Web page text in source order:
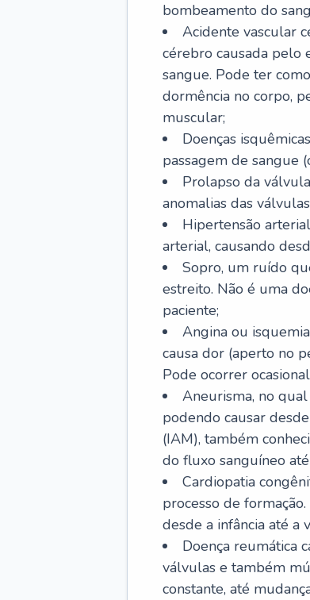
bombeamento do
Acidente vascular
cérebro causada pelo
sangue. Pode ter
dormência no corpo,
muscular;
Doenças
passagem de sangue
Prolapso da
anomalias das
Hipertensão
arterial, causando
Sopro, um ruído
estreito. Não é uma
paciente;
Angina ou
causa dor (aperto no
Pode ocorrer
Aneurisma, no
podendo causar
(IAM), também
do fluxo sanguíneo
Cardiopatia
processo de
desde a infância até a
Doença reumática
válvulas e também
constante, até